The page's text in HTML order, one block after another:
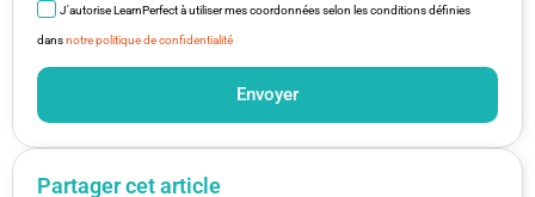
J'autorise LearnPerfect à utiliser mes coordonnées selon les conditions définies
dansnotre politique de confidentialité
Envoyer
Partager cet article